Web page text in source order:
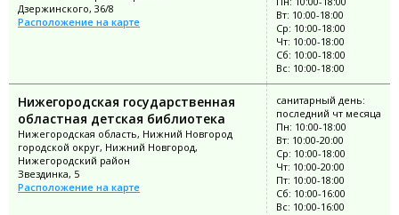
Дзержинского, 36/8
Расположение на карте
Вт: 10:00-18:00
Ср: 10:00-18:00
Чт: 10:00-18:00
Сб: 10:00-18:00
Вс: 10:00-18:00
Нижегородская государственная
областная детская библиотека
Нижегородская область, Нижний Новгород
городской округ, Нижний Новгород,
Нижегородский район
Звездинка, 5
Расположение на карте
санитарный день:
последний чт месяца
Пн: 10:00-18:00
Вт: 10:00-20:00
Ср: 10:00-18:00
Чт: 10:00-20:00
Пт: 10:00-18:00
Сб: 10:00-16:00
Вс: 10:00-16:00